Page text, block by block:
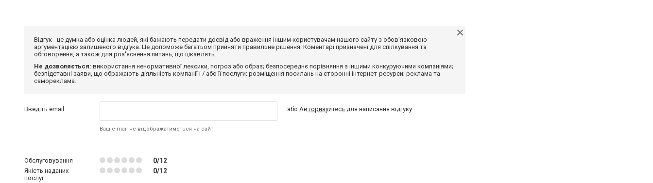
Відгук - це думка або оцінка людей, які бажають передати досвід або враження іншим користувачам нашого сайту з обов'язковою
аргументацією залишеного відгука. Це допоможе багатьом прийняти правильне рішення. Коментарі призначені для спілкування та
обговорення, а також для роз'яснення питань, що цікавлять.
Не дозволяється: використання ненормативної лексики, погроз або образ; безпосереднє порівняння з іншими конкуруючими компаніями;
безпідставні заяви, що ображають діяльність компанії і / або її послуги; розміщення посилань на сторонні інтернет-ресурси; реклама та
самореклама.
Введіть email:
Ваш e-mail не відображатиметься на сайті
або Авторизуйтесь для написання відгуку
Обслуговування 0/12
Якість наданих
послуг
0/12